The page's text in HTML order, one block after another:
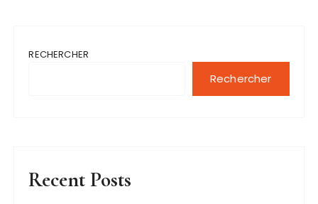
RECHERCHER
Rechercher
Recent Posts